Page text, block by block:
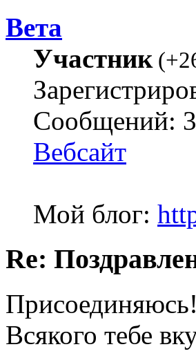
Вета
Участник(
Сообщений:
Вебсайт
Мой блог:
Re:
Присоединяюсь!
Всякого тебе